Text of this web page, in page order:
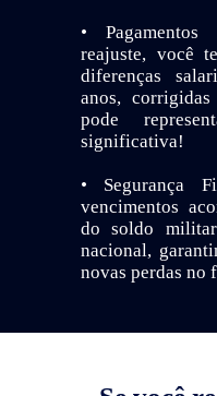
•
reajuste, você
diferenças
anos,
pode
significativa!
• Segurança
vencimentos
do soldo
nacional,
novas perdas no